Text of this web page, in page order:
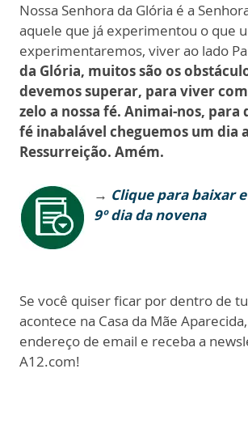
Nossa Senhora da Glória é a
aquele que já experimentou o que
experimentaremos, viver ao lado
da Glória, muitos são os
devemos superar, para viver
zelo a nossa fé. Animai-nos, para
fé inabalável cheguemos um dia
Ressurreição. Amém.
→ Clique para baixar
9º dia da novena
Se você quiser ficar por dentro de
acontece na Casa da Mãe
endereço de email e receba a
A12.com!​